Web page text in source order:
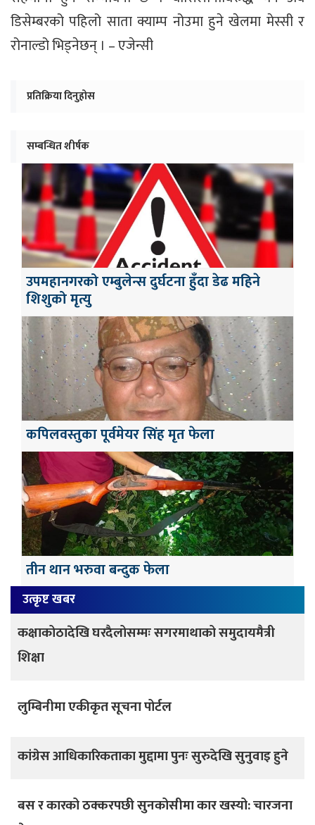
डिसेम्बरको पहिलो साता क्याम्प नोउमा हुने खेलमा मेस्सी र
रोनाल्डो भिड्नेछन् । – एजेन्सी
प्रतिक्रिया दिनुहोस
सम्बन्धित शीर्षक
उपमहानगरको एम्बुलेन्स दुर्घटना हुँदा डेढ महिने
शिशुको मृत्यु
कपिलवस्तुका पूर्वमेयर सिंह मृत फेला
तीन थान भरुवा बन्दुक फेला
उत्कृष्ट खबर
कक्षाकोठादेखि घरदैलोसम्मः सगरमाथाको समुदायमैत्री
शिक्षा
लुम्बिनीमा एकीकृत सूचना पोर्टल
कांग्रेस आधिकारिकताका मुद्दामा पुनः सुरुदेखि सुनुवाइ हुने
बस र कारको ठक्करपछी सुनकोसीमा कार खस्यो: चारजना